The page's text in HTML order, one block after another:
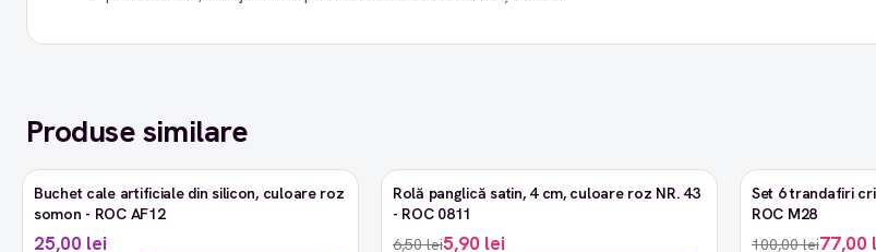
Produse similare
Buchet cale artificiale din silicon, culoare roz
somon - ROC AF12
25,00 lei
-9%
Rolă panglică satin, 4 cm, culoare roz NR. 43
- ROC 0811
6,50 lei5,90 lei
-23%
Set 6 trandafiri
ROC M28
100,00 lei77,00